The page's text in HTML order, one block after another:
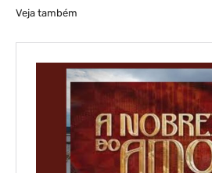
Veja também